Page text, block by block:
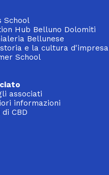
School
Hub Belluno Dolomiti
Bellunese
e la cultura d'impresa
School
associati
informazioni
CBD